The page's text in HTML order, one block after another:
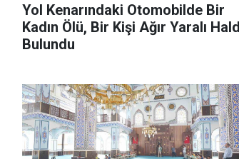
Yol Kenarındaki Otomobilde Bir
Kadın Ölü, Bir Kişi Ağır Yaralı
Bulundu